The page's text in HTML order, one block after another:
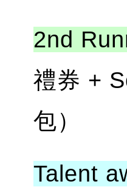
2nd
禮券 +
包）
Talent